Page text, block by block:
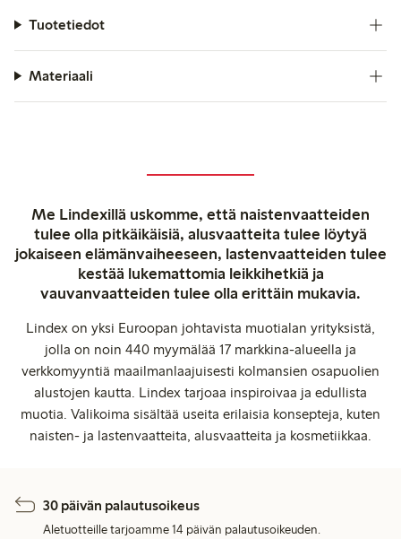
Tuotetiedot
Materiaali
Me Lindexillä uskomme, että naistenvaatteiden
tulee olla pitkäikäisiä, alusvaatteita tulee löytyä
jokaiseen elämänvaiheeseen, lastenvaatteiden tulee
kestää lukemattomia leikkihetkiä ja
vauvanvaatteiden tulee olla erittäin mukavia.
Lindex on yksi Euroopan johtavista muotialan yrityksistä,
jolla on noin 440 myymälää 17 markkina-alueella ja
verkkomyyntiä maailmanlaajuisesti kolmansien osapuolien
alustojen kautta. Lindex tarjoaa inspiroivaa ja edullista
muotia. Valikoima sisältää useita erilaisia konsepteja, kuten
naisten- ja lastenvaatteita, alusvaatteita ja kosmetiikkaa.
30 päivän palautusoikeus
Aletuotteille tarjoamme 14 päivän palautusoikeuden.